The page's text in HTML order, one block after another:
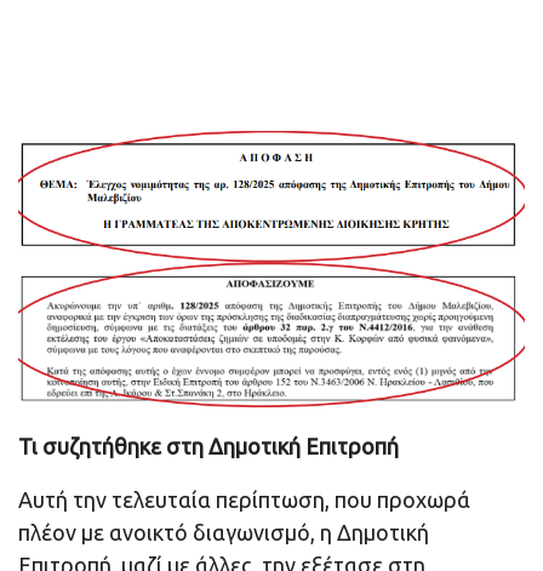
Τι συζητήθηκε στη Δημοτική Επιτροπή
Αυτή την τελευταία περίπτωση, που προχωρά
πλέον με ανοικτό διαγωνισμό, η Δημοτική
Επιτροπή, μαζί με άλλες, την εξέτασε στη